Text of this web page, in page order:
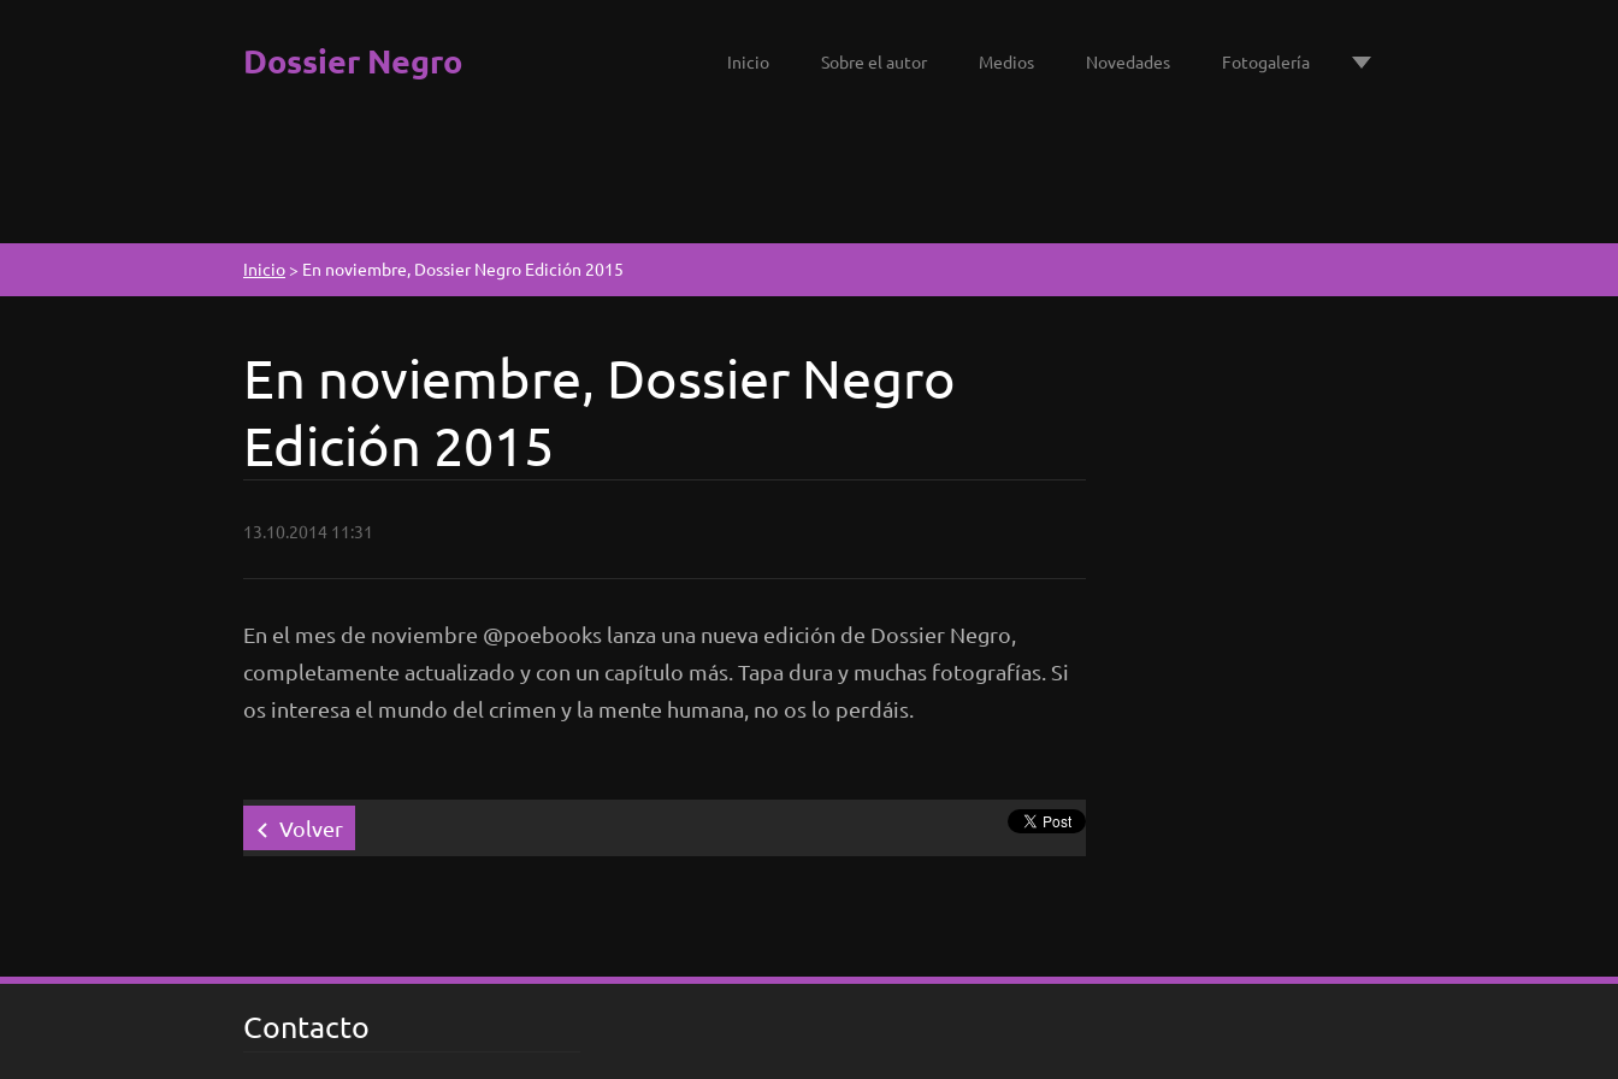
Dossier Negro Inicio Sobre el autor Medios Novedades Fotogalería
Inicio > En noviembre, Dossier Negro Edición 2015
En noviembre, Dossier Negro
Edición 2015
13.10.2014 11:31
En el mes de noviembre @poebooks lanza una nueva edición de Dossier Negro,
completamente actualizado y con un capítulo más. Tapa dura y muchas fotografías. Si
os interesa el mundo del crimen y la mente humana, no os lo perdáis.
Volver
Contacto